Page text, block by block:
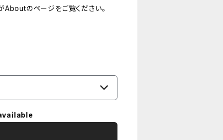
のページをご覧ください。